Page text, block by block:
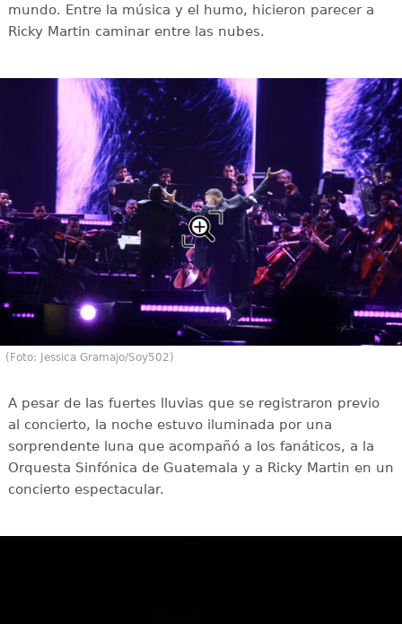
mundo. Entre la música y el humo, hicieron parecer a
Ricky Martin caminar entre las nubes.
(Foto: Jessica Gramajo/Soy502)
A pesar de las fuertes lluvias que se registraron previo
al concierto, la noche estuvo iluminada por una
sorprendente luna que acompañó a los fanáticos, a la
Orquesta Sinfónica de Guatemala y a Ricky Martin en un
concierto espectacular.